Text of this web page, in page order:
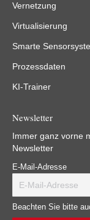
Vernetzung
Virtualisierung
Smarte
Prozessdaten
KI-Trainer
Newsletter
Immer ganz vorne
Newsletter
E-Mail-Adresse
Beachten Sie bitte